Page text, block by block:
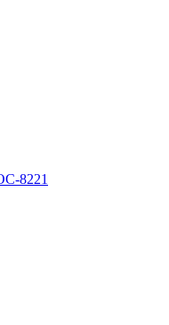
8221